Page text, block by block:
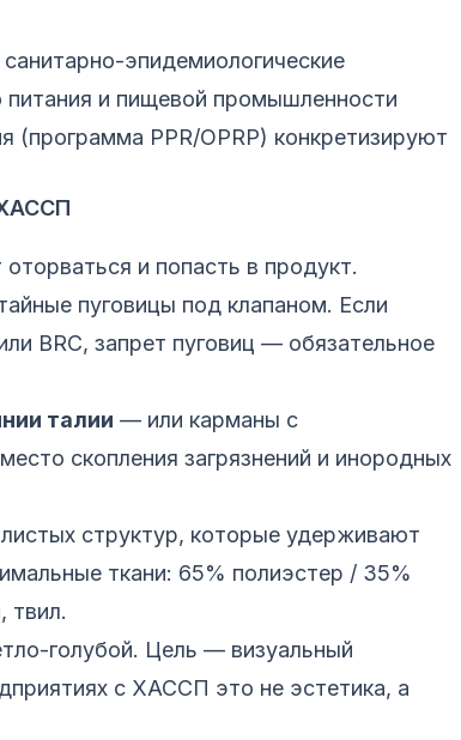
эпидемиологические
питания и пищевой промышленности
PPR/OPRP) конкретизируют
и попасть в продукт.
пуговицы под клапаном. Если
BRC, запрет пуговиц — обязательное
талии — или карманы с
скопления загрязнений и инородных
структур, которые удерживают
ткани: 65% полиэстер / 35%
твил.
голубой. Цель — визуальный
с ХАССП это не эстетика, а